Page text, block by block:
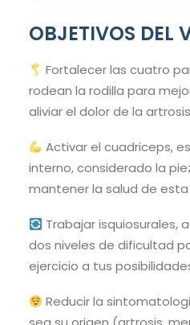
OBJETIVOS DEL
Fortalecer las cuatro
rodean la rodilla para
aliviar el dolor de la
Activar el cuadriceps,
interno, considerado la
mantener la salud de
Trabajar isquiosurales,
dos niveles de dificultad
ejercicio a tus
Reducir la